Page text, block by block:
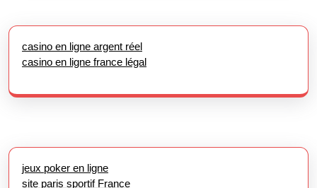
casino en ligne argent réel
casino en ligne france légal
jeux poker en ligne
site paris sportif France